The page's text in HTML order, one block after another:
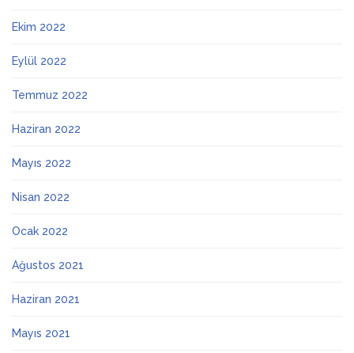
Ekim 2022
Eylül 2022
Temmuz 2022
Haziran 2022
Mayıs 2022
Nisan 2022
Ocak 2022
Ağustos 2021
Haziran 2021
Mayıs 2021